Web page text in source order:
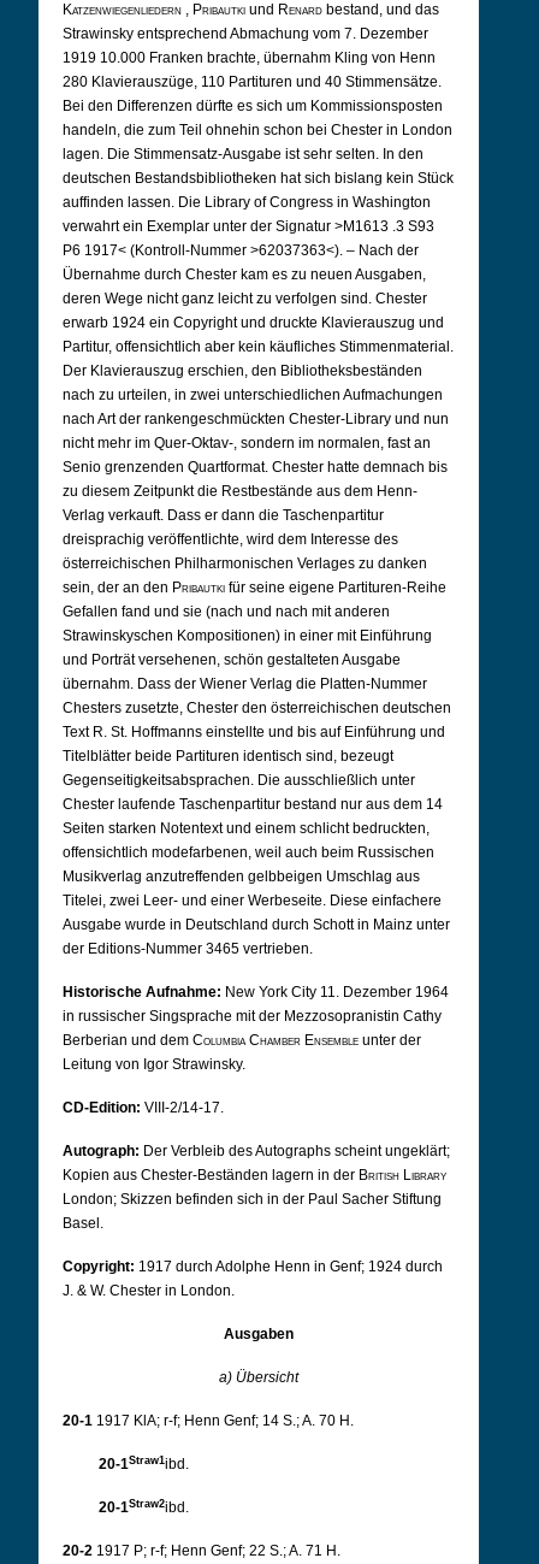
Katzenwiegenliedern , Pribautki und Renard bestand, und das
Strawinsky entsprechend Abmachung vom 7. Dezember
1919 10.000 Franken brachte, übernahm Kling von Henn
280 Klavierauszüge, 110 Partituren und 40 Stimmensätze.
Bei den Differenzen dürfte es sich um Kommissionsposten
handeln, die zum Teil ohnehin schon bei Chester in London
lagen. Die Stimmensatz-Ausgabe ist sehr selten. In den
deutschen Bestandsbibliotheken hat sich bislang kein Stück
auffinden lassen. Die Library of Congress in Washington
verwahrt ein Exemplar unter der Signatur >M1613 .3 S93
P6 1917< (Kontroll-Nummer >62037363<). – Nach der
Übernahme durch Chester kam es zu neuen Ausgaben,
deren Wege nicht ganz leicht zu verfolgen sind. Chester
erwarb 1924 ein Copyright und druckte Klavierauszug und
Partitur, offensichtlich aber kein käufliches Stimmenmaterial.
Der Klavierauszug erschien, den Bibliotheksbeständen
nach zu urteilen, in zwei unterschiedlichen Aufmachungen
nach Art der rankengeschmückten Chester-Library und nun
nicht mehr im Quer-Oktav-, sondern im normalen, fast an
Senio grenzenden Quartformat. Chester hatte demnach bis
zu diesem Zeitpunkt die Restbestände aus dem Henn-
Verlag verkauft. Dass er dann die Taschenpartitur
dreisprachig veröffentlichte, wird dem Interesse des
österreichischen Philharmonischen Verlages zu danken
sein, der an den Pribautki für seine eigene Partituren-Reihe
Gefallen fand und sie (nach und nach mit anderen
Strawinskyschen Kompositionen) in einer mit Einführung
und Porträt versehenen, schön gestalteten Ausgabe
übernahm. Dass der Wiener Verlag die Platten-Nummer
Chesters zusetzte, Chester den österreichischen deutschen
Text R. St. Hoffmanns einstellte und bis auf Einführung und
Titelblätter beide Partituren identisch sind, bezeugt
Gegenseitigkeitsabsprachen. Die ausschließlich unter
Chester laufende Taschenpartitur bestand nur aus dem 14
Seiten starken Notentext und einem schlicht bedruckten,
offensichtlich modefarbenen, weil auch beim Russischen
Musikverlag anzutreffenden gelbbeigen Umschlag aus
Titelei, zwei Leer- und einer Werbeseite. Diese einfachere
Ausgabe wurde in Deutschland durch Schott in Mainz unter
der Editions-Nummer 3465 vertrieben.
Historische Aufnahme: New York City 11. Dezember 1964
in russischer Singsprache mit der Mezzosopranistin Cathy
Berberian und dem Columbia Chamber Ensemble unter der
Leitung von Igor Strawinsky.
CD-Edition: VIII-2/14-17.
Autograph: Der Verbleib des Autographs scheint ungeklärt;
Kopien aus Chester-Beständen lagern in der British Library
London; Skizzen befinden sich in der Paul Sacher Stiftung
Basel.
Copyright: 1917 durch Adolphe Henn in Genf; 1924 durch
J. & W. Chester in London.
Ausgaben
a) Übersicht
20-1 1917 KlA; r-f; Henn Genf; 14 S.; A. 70 H.
20-1Straw1 ibd.
20-1Straw2ibd.
20-2 1917 P; r-f; Henn Genf; 22 S.; A. 71 H.